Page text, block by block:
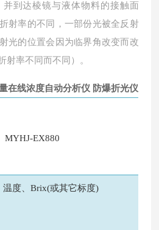
到达棱镜与液体物料的接触面
射率的不同，一部份光被全反射
光的位置会因为临界角改变而改
射率不同而不同）。
在线浓度自动分析仪 防爆折光仪
MYHJ-EX880
温度、Brix(或其它标度)